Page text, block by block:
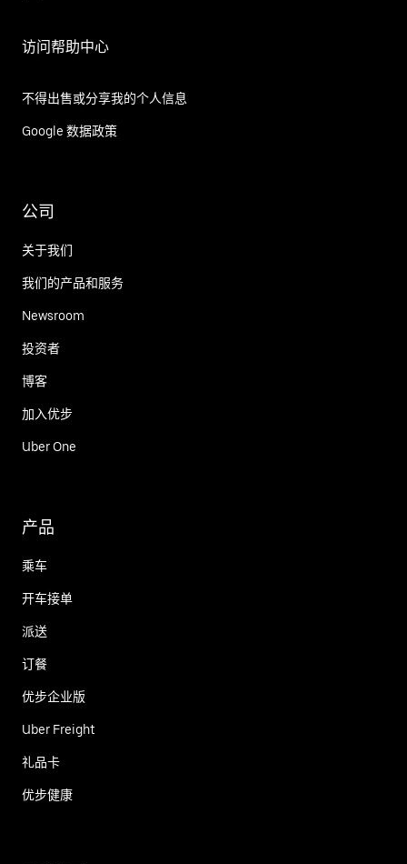
访问帮助中心
不得出售或分享我的个人信息
Google 数据政策
公司
关于我们
我们的产品和服务
Newsroom
投资者
博客
加入优步
Uber One
产品
乘车
开车接单
派送
订餐
优步企业版
Uber Freight
礼品卡
优步健康